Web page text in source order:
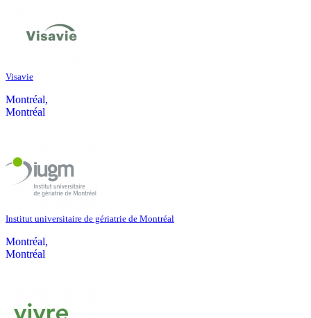
Visavie
Montréal,
Montréal
Institut universitaire de gériatrie de Montréal
Montréal,
Montréal